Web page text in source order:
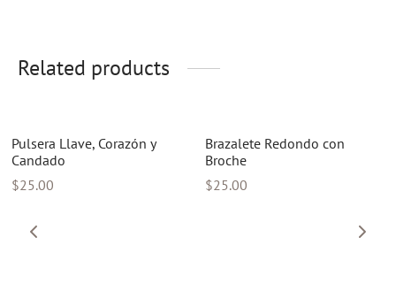
Related products
Pulsera Llave, Corazón y
Candado
$25.00
Brazalete Redondo con
Broche
$25.00